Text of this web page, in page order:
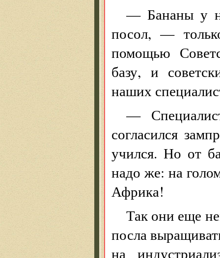
— Бананы у
посол, —
помощью
базу, и
наших
—
согласился
учился. Но от
надо же: на
Африка!
Так они еще
посла
на